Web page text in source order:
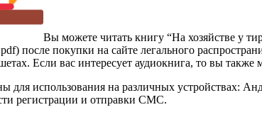
Вы можете читать книгу “На хозяйстве у
после покупки на сайте легального
Если вас интересует аудиокнига, то вы также
для использования на различных устройствах:
регистрации и отправки СМС.